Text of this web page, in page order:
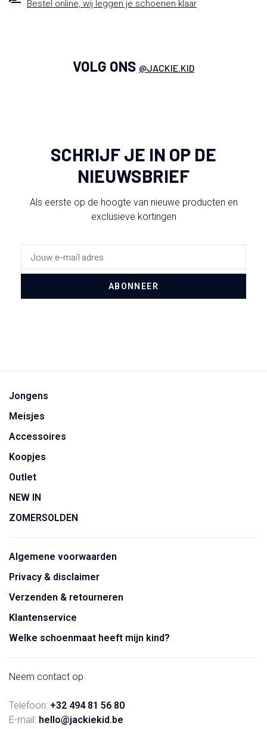
Bestel online, wij leggen je schoenen klaar
VOLG ONS @JACKIE.KID
SCHRIJF JE IN OP DE
NIEUWSBRIEF
Als eerste op de hoogte van nieuwe producten en
exclusieve kortingen
ABONNEER
Jongens
Meisjes
Accessoires
Koopjes
Outlet
NEW IN
ZOMERSOLDEN
Algemene voorwaarden
Privacy & disclaimer
Verzenden & retourneren
Klantenservice
Welke schoenmaat heeft mijn kind?
Neem contact op
Telefoon: +32 494 81 56 80
E-mail: hello@jackiekid.be